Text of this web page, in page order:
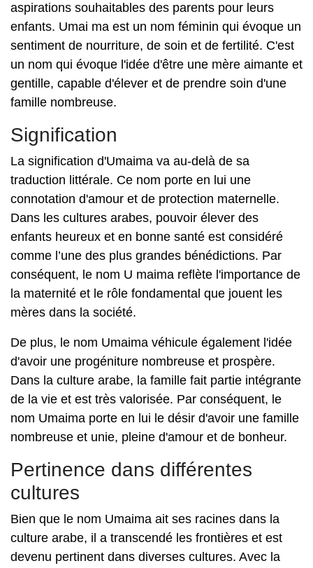
aspirations souhaitables des parents pour leurs
enfants. Umai ma est un nom féminin qui évoque un
sentiment de nourriture, de soin et de fertilité. C'est
un nom qui évoque l'idée d'être une mère aimante et
gentille, capable d'élever et de prendre soin d'une
famille nombreuse.
Signification
La signification d'Umaima va au-delà de sa
traduction littérale. Ce nom porte en lui une
connotation d'amour et de protection maternelle.
Dans les cultures arabes, pouvoir élever des
enfants heureux et en bonne santé est considéré
comme l’une des plus grandes bénédictions. Par
conséquent, le nom U maima reflète l'importance de
la maternité et le rôle fondamental que jouent les
mères dans la société.
De plus, le nom Umaima véhicule également l'idée
d'avoir une progéniture nombreuse et prospère.
Dans la culture arabe, la famille fait partie intégrante
de la vie et est très valorisée. Par conséquent, le
nom Umaima porte en lui le désir d'avoir une famille
nombreuse et unie, pleine d'amour et de bonheur.
Pertinence dans différentes
cultures
Bien que le nom Umaima ait ses racines dans la
culture arabe, il a transcendé les frontières et est
devenu pertinent dans diverses cultures. Avec la